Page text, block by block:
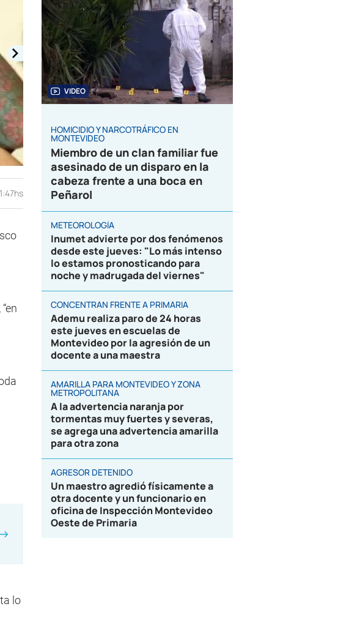
lo
VIDEO
HOMICIDIO Y NARCOTRÁFICO EN
MONTEVIDEO
Miembro de un clan familiar fue
asesinado de un disparo en la
cabeza frente a una boca en
Peñarol
METEOROLOGÍA
Inumet advierte por dos fenómenos
desde este jueves: "Lo más intenso
lo estamos pronosticando para
noche y madrugada del viernes"
CONCENTRAN FRENTE A PRIMARIA
Ademu realiza paro de 24 horas
este jueves en escuelas de
Montevideo por la agresión de un
docente a una maestra
AMARILLA PARA MONTEVIDEO Y ZONA
METROPOLITANA
A la advertencia naranja por
tormentas muy fuertes y severas,
se agrega una advertencia amarilla
para otra zona
AGRESOR DETENIDO
Un maestro agredió físicamente a
otra docente y un funcionario en
oficina de Inspección Montevideo
Oeste de Primaria